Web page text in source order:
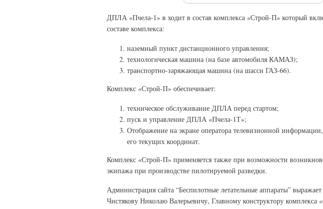
ДПЛА «Пчела-1» в ходит в состав комплекса «Строй-П» который
составе комплекса:
наземный пункт дистанционного управления;
технологическая машина (на базе автомобиля КАМАЗ);
транспортно-заряжающая машина (на шасси ГАЗ-66).
Комплекс «Строй-П» обеспечивает:
техническое обслуживание ДПЛА перед стартом;
пуск и управление ДПЛА «Пчела-1Т»;
Отображение на экране оператора телевизионной
его текущих координат.
Комплекс «Строй-П» применяется также при возможности
экипажа при производстве пилотируемой разведки.
Администрация сайта “Беспилотные летательные аппараты” выражает
Чистякову Николаю Валерьевичу, Главному конструктору